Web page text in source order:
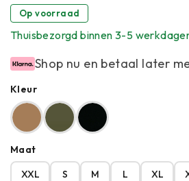
Op voorraad
Thuisbezorgd binnen 3-5
Shop nu en betaal later
Kleur
Maat
XXL
S M L XL